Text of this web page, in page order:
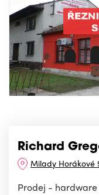
Richard
Milady Horákové
Prodej - hardware